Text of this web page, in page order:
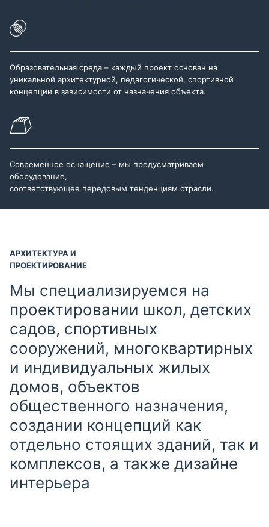
Образовательная среда – каждый проект основан на
уникальной архитектурной, педагогической, спортивной
концепции в зависимости от назначения объекта.
Современное оснащение – мы предусматриваем
оборудование,
соответствующее передовым тенденциям отрасли.
АРХИТЕКТУРА И
ПРОЕКТИРОВАНИЕ
Мы специализируемся на
проектировании школ, детских
садов, спортивных
сооружений, многоквартирных
и индивидуальных жилых
домов, объектов
общественного назначения,
создании концепций как
отдельно стоящих зданий, так и
комплексов, а также дизайне
интерьера